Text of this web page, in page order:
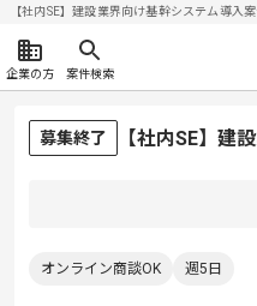
【社内SE】建設業界向け基幹システム導
企業の方 案件検索
募集終了 【社内SE】建
オンライン商談OK 週5日